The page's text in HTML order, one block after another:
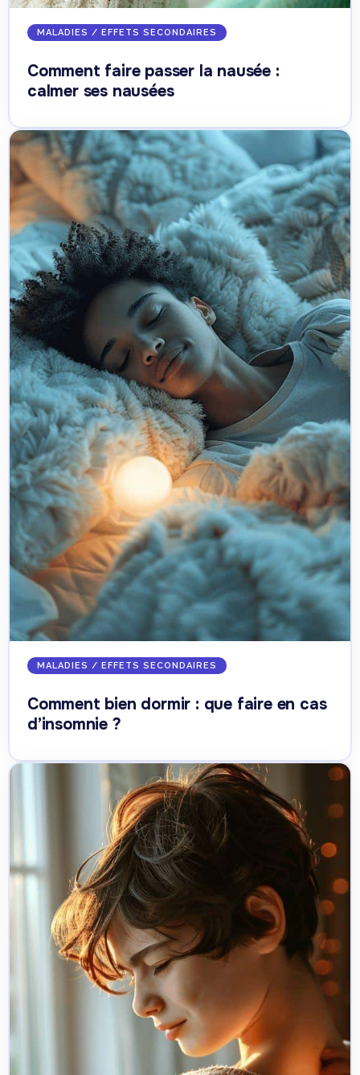
MALADIES / EFFETS SECONDAIRES
Comment faire passer la nausée :
calmer ses nausées
MALADIES / EFFETS SECONDAIRES
Comment bien dormir : que faire en cas
d’insomnie ?